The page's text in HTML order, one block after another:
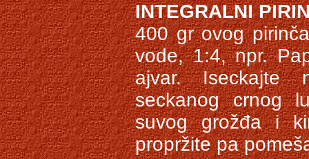
INTEGRALNI
400 gr ovog
vode, 1:4, npr.
ajvar. Iseckajte
seckanog crnog
suvog grožđa i
propržite pa